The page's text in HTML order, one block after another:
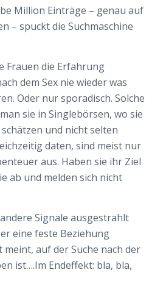
Million Einträge – genau auf
– spuckt die Suchmaschine
Frauen die Erfahrung
dem Sex nie wieder was
Oder nur sporadisch. Solche
sie in Singlebörsen, wo sie
und nicht selten
daten, sind meist nur
aus. Haben sie ihr Ziel
ab und melden sich nicht
Signale ausgestrahlt
eine feste Beziehung
meint, auf der Suche nach der
ist….Im Endeffekt: bla, bla,